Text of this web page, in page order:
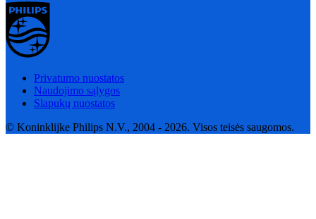
Privatumo nuostatos
Naudojimo sąlygos
Slapukų nuostatos
© Koninklijke Philips N.V., 2004 - 2026. Visos teisės saugomos.